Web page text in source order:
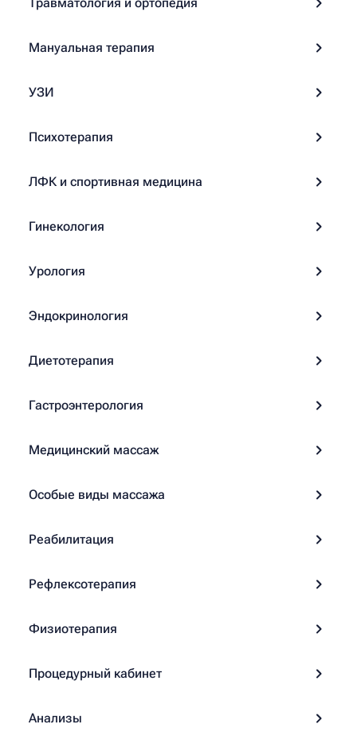
Мануальная терапия
УЗИ
Психотерапия
ЛФК и спортивная медицина
Гинекология
Урология
Эндокринология
Диетотерапия
Гастроэнтерология
Медицинский массаж
Особые виды массажа
Реабилитация
Рефлексотерапия
Физиотерапия
Процедурный кабинет
Анализы